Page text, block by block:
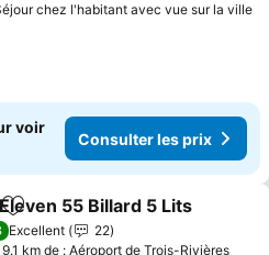
chez l'habitant avec vue sur la ville
voir
Consulter les prix
Ajouter à mes favoris
55 Billard 5 Lits
Excellent
22
9.1 km de : Aéroport de Trois-Rivières